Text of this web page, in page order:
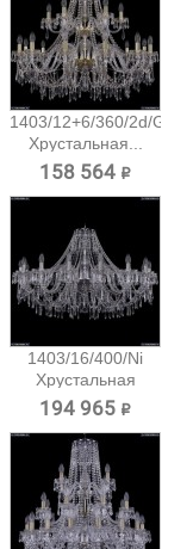
1403/12+6/360/2d/G
Хрустальная...
158 564 ₽
1403/16/400/Ni
Хрустальная
подвесная...
194 965 ₽